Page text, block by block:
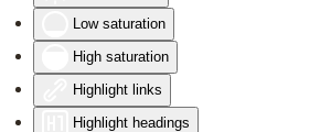
Low saturation
High saturation
Highlight links
Highlight headings